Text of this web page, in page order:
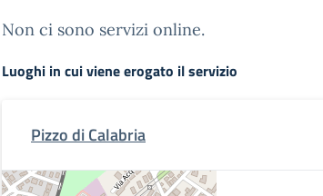
Non ci sono servizi online.
Luoghi in cui viene erogato il servizio
Pizzo di Calabria